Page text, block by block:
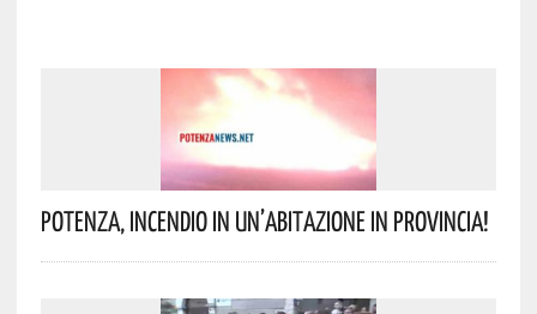
Potenza, Incendio In Un’abitazione In Provincia!